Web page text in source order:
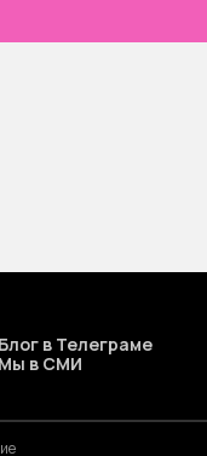
Блог в Телеграме
Мы в СМИ